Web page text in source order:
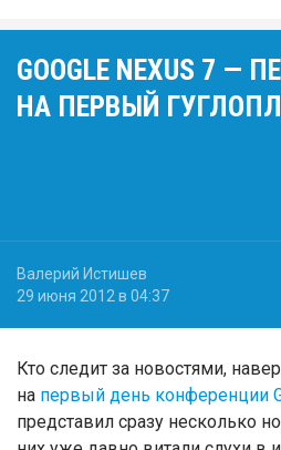
GOOGLE NEXUS 7 —
НА ПЕРВЫЙ
Валерий Истишев
29 июня 2012 в 04:37
Кто следит за новостями,
на первый день конференции
представил сразу несколько